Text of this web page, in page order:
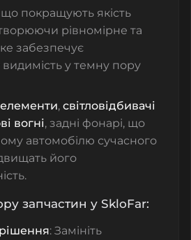
що покращують якість
рівномірне та
забезпечує
у темну пору
, світловідбивачі
вогні, задні фонарі, що
автомобілю сучасного
його
запчастин у SkloFar:
: Замініть